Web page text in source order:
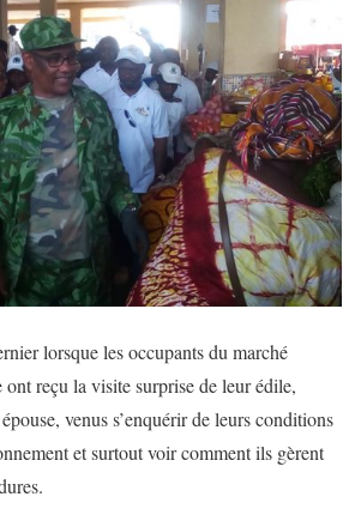
lorsque les occupants du marché
reçu la visite surprise de leur édile,
venus s’enquérir de leurs conditions
et surtout voir comment ils gèrent